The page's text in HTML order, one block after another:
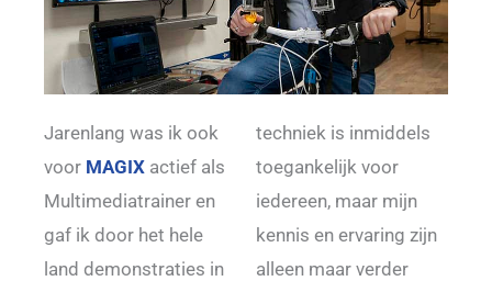
Jarenlang was ik ook
voor MAGIX actief als
Multimediatrainer en
gaf ik door het hele
land demonstraties in
techniek is inmiddels
toegankelijk voor
iedereen, maar mijn
kennis en ervaring zijn
alleen maar verder